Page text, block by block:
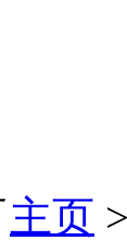
主页